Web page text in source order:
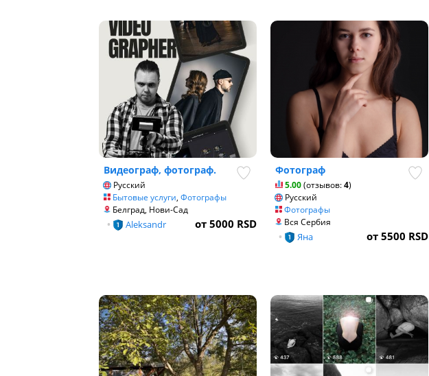
Видеограф, фотограф.
Русский
Бытовые услуги,Фотографы
Белград, Нови-Сад
от 5000 RSD
• Aleksandr
Фотограф
5.00(отзывов:4)
Русский
Фотографы
Вся Сербия
от 5500 RSD
• Яна